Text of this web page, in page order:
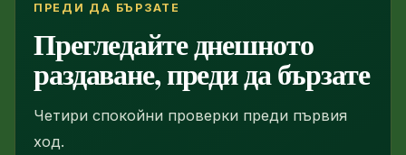
ПРЕДИ ДА БЪРЗАТЕ
Прегледайте днешното
раздаване, преди да бързате
Четири спокойни проверки преди първия
ход.